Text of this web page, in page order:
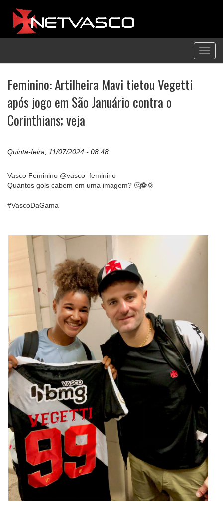
Feminino: Artilheira Mavi tietou Vegetti
após jogo em São Januário contra o
Corinthians; veja
Quinta-feira, 11/07/2024 - 08:48
Vasco Feminino @vasco_feminino
Quantos gols cabem em uma imagem? 🤔⚽️💢
#VascoDaGama